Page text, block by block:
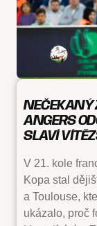
NEČEKANÝ
ANGERS
SLAVÍ
V 21. kole
Kopa stal
a Toulouse,
ukázalo, proč